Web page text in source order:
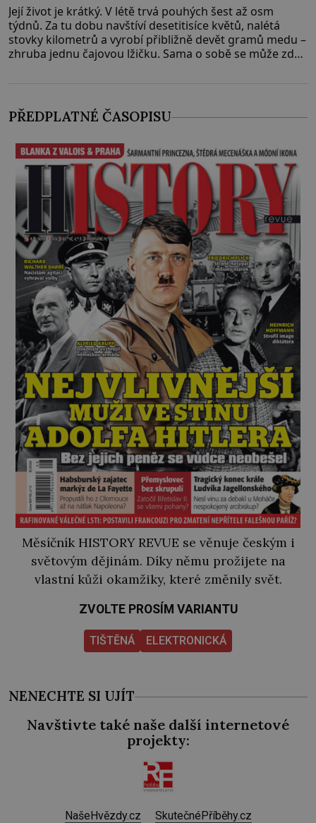
Její život je krátký. V létě trvá pouhých šest až osm
týdnů. Za tu dobu navštíví desetitisíce květů, nalétá
stovky kilometrů a vyrobí přibližně devět gramů medu –
zhruba jednu čajovou lžičku. Sama o sobě se může zdát
PŘEDPLATNÉ ČASOPISU
Měsíčník HISTORY REVUE se věnuje českým i
světovým dějinám. Díky němu prožijete na
vlastní kůži okamžiky, které změnily svět.
ZVOLTE PROSÍM VARIANTU
TIŠTĚNÁ ELEKTRONICKÁ
NENECHTE SI UJÍT
Navštivte také naše další internetové
projekty:
NašeHvězdy.cz SkutečnéPříběhy.cz